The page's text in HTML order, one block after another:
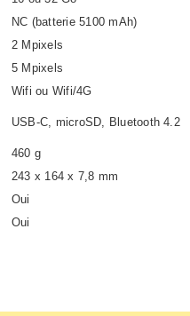
NC (batterie 5100 mAh)
2 Mpixels
5 Mpixels
Wifi ou Wifi/4G
USB-C, microSD, Bluetooth 4.2
460 g
243 x 164 x 7,8 mm
Oui
Oui